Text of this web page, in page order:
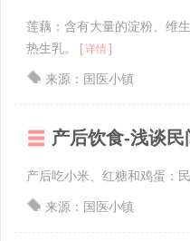
莲藕：含有大量的淀粉、维
热生乳。
[详情]
来源：国医小镇
产后饮食-浅谈民
产后吃小米、红糖和鸡蛋：
来源：国医小镇